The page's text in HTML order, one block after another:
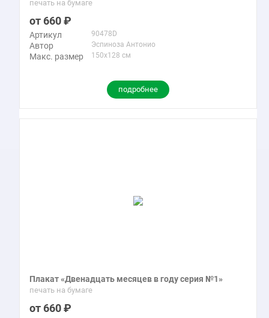
печать на бумаге
660
Артикул 90478D
Автор Эспиноза Антонио
Макс. размер 150x128 см
подробнее
Плакат «Двенадцать месяцев в году серия №1»
печать на бумаге
660